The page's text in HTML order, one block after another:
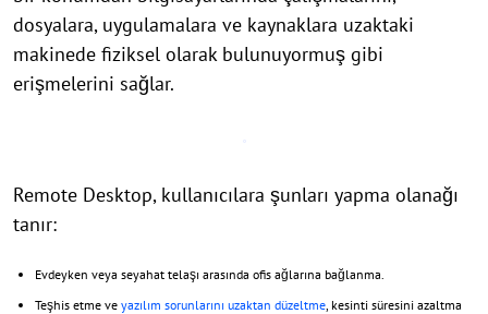
dosyalara, uygulamalara ve kaynaklara uzaktaki
makinede fiziksel olarak bulunuyormuş gibi
erişmelerini sağlar.
Remote Desktop, kullanıcılara şunları yapma olanağı
tanır:
Evdeyken veya seyahat telaşı arasında ofis ağlarına bağlanma.
Teşhis etme ve yazılım sorunlarını uzaktan düzeltme, kesinti süresini azaltma